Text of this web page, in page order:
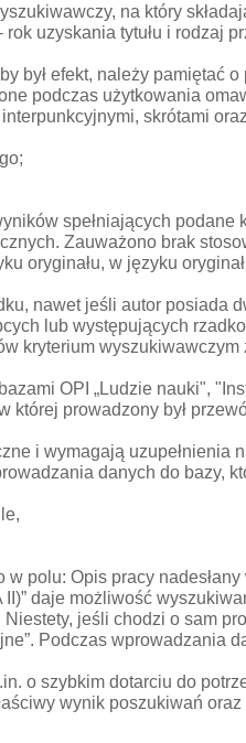
na który
uzyskania tytułu i rodzaj
był efekt, należy pamiętać
podczas użytkowania
skrótami
spełniających podane
Zauważono brak
oryginału, w języku
nawet jeśli autor posiada
lub występujących
kryterium
OPI „Ludzie nauki",
prowadzony był
i wymagają uzupełnienia
danych do bazy,
polu: Opis pracy
daje możliwość
jeśli chodzi o sam
Podczas wprowadzania
o szybkim dotarciu do
wynik poszukiwań